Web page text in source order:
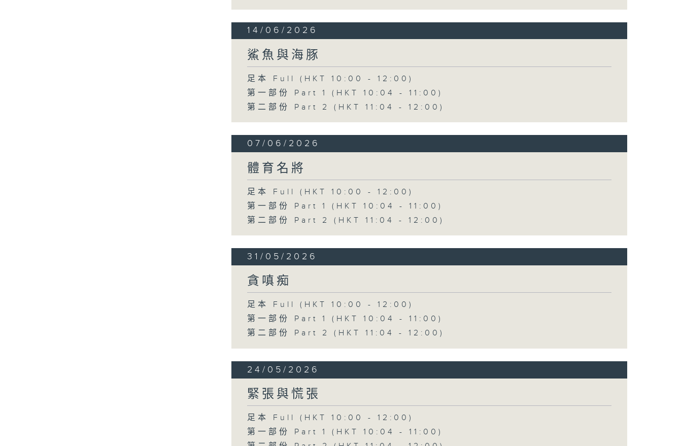
14/06/2026
鯊魚與海豚
足本 Full (HKT 10:00 - 12:00)
第一部份 Part 1 (HKT 10:04 - 11:00)
第二部份 Part 2 (HKT 11:04 - 12:00)
07/06/2026
體育名將
足本 Full (HKT 10:00 - 12:00)
第一部份 Part 1 (HKT 10:04 - 11:00)
第二部份 Part 2 (HKT 11:04 - 12:00)
31/05/2026
貪嗔痴
足本 Full (HKT 10:00 - 12:00)
第一部份 Part 1 (HKT 10:04 - 11:00)
第二部份 Part 2 (HKT 11:04 - 12:00)
24/05/2026
緊張與慌張
足本 Full (HKT 10:00 - 12:00)
第一部份 Part 1 (HKT 10:04 - 11:00)